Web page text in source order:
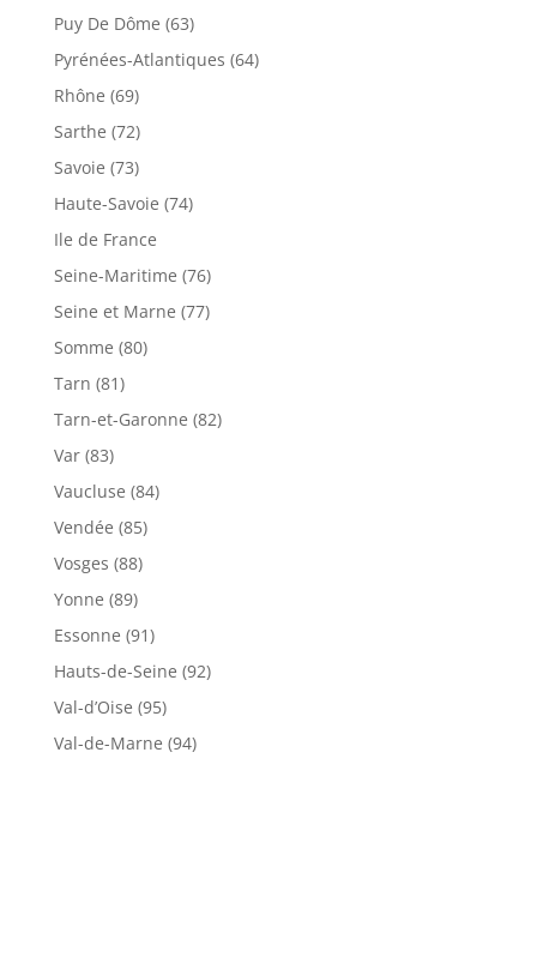
Puy De Dôme (63)
Pyrénées-Atlantiques (64)
Rhône (69)
Sarthe (72)
Savoie (73)
Haute-Savoie (74)
Ile de France
Seine-Maritime (76)
Seine et Marne (77)
Somme (80)
Tarn (81)
Tarn-et-Garonne (82)
Var (83)
Vaucluse (84)
Vendée (85)
Vosges (88)
Yonne (89)
Essonne (91)
Hauts-de-Seine (92)
Val-d’Oise (95)
Val-de-Marne (94)